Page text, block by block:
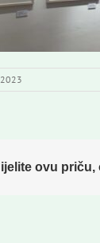
ovu